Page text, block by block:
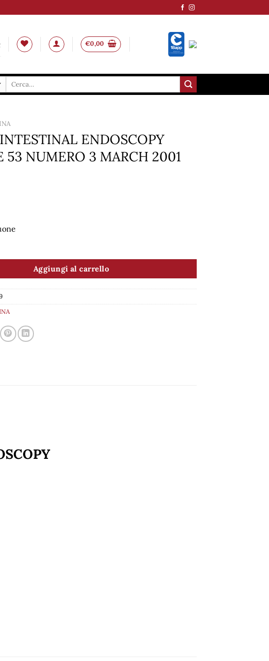
€0,00
Cerca:
ENDOSCOPY
53 NUMERO 3 MARCH 2001
Aggiungi al carrello